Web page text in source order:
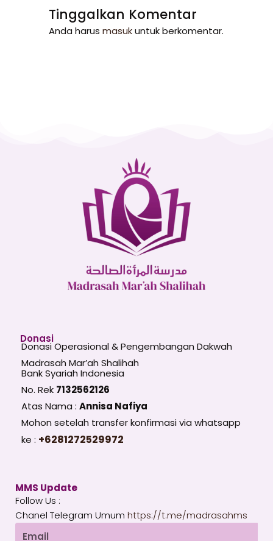
Tinggalkan Komentar
Anda harus masukuntuk berkomentar.
Donasi
Donasi Operasional & Pengembangan Dakwah
Madrasah Mar’ah Shalihah
Bank Syariah Indonesia
No. Rek 7132562126
Atas Nama : Annisa Nafiya
Mohon setelah transfer konfirmasi via whatsapp
ke : +6281272529972
MMS Update
Follow Us :
Chanel Telegram Umum https://t.me/madrasahms
Email